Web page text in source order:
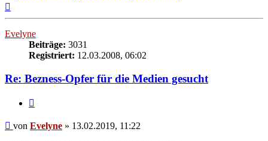
Evelyne
Beiträge: 3031
Registriert: 12.03.2008, 06:02
Re: Bezness-Opfer für die Medien gesucht
Beitrag
von Evelyne » 13.02.2019, 11:22